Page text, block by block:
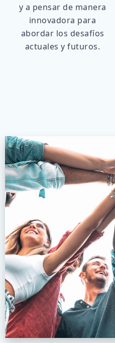
y a pensar de manera
innovadora para
abordar los desafíos
actuales y futuros.